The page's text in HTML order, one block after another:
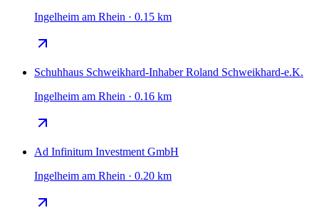
Ingelheim am Rhein · 0.15 km
Schuhhaus Schweikhard-Inhaber Roland Schweikhard-e.K.
Ingelheim am Rhein · 0.16 km
Ad Infinitum Investment GmbH
Ingelheim am Rhein · 0.20 km